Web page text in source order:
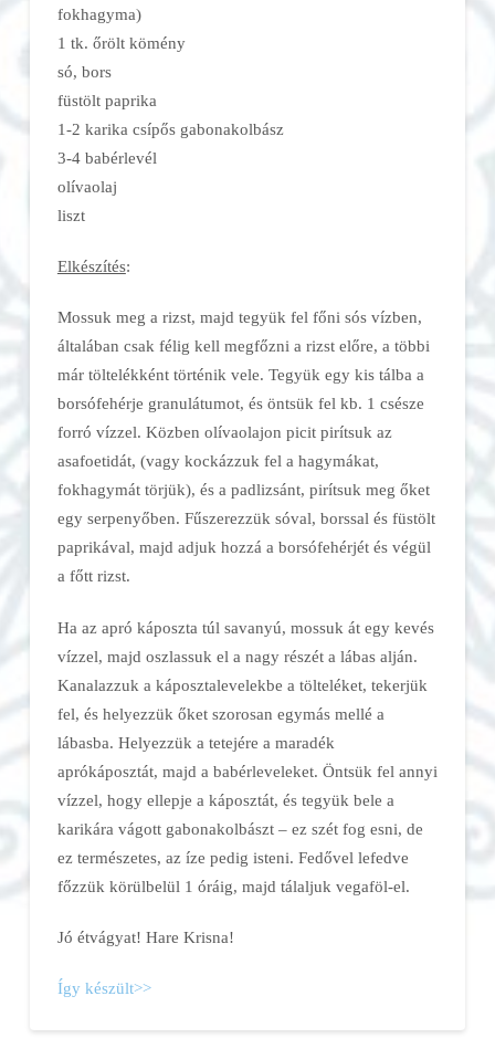
fokhagyma)
1 tk. őrölt kömény
só, bors
füstölt paprika
1-2 karika csípős gabonakolbász
3-4 babérlevél
olívaolaj
liszt
Elkészítés:
Mossuk meg a rizst, majd tegyük fel főni sós vízben,
általában csak félig kell megfőzni a rizst előre, a többi
már töltelékként történik vele. Tegyük egy kis tálba a
borsófehérje granulátumot, és öntsük fel kb. 1 csésze
forró vízzel. Közben olívaolajon picit pirítsuk az
asafoetidát, (vagy kockázzuk fel a hagymákat,
fokhagymát törjük), és a padlizsánt, pirítsuk meg őket
egy serpenyőben. Fűszerezzük sóval, borssal és füstölt
paprikával, majd adjuk hozzá a borsófehérjét és végül
a főtt rizst.
Ha az apró káposzta túl savanyú, mossuk át egy kevés
vízzel, majd oszlassuk el a nagy részét a lábas alján.
Kanalazzuk a káposztalevelekbe a tölteléket, tekerjük
fel, és helyezzük őket szorosan egymás mellé a
lábasba. Helyezzük a tetejére a maradék
aprókáposztát, majd a babérleveleket. Öntsük fel annyi
vízzel, hogy ellepje a káposztát, és tegyük bele a
karikára vágott gabonakolbászt – ez szét fog esni, de
ez természetes, az íze pedig isteni. Fedővel lefedve
főzzük körülbelül 1 óráig, majd tálaljuk vegaföl-el.
Jó étvágyat! Hare Krisna!
Így készült>>